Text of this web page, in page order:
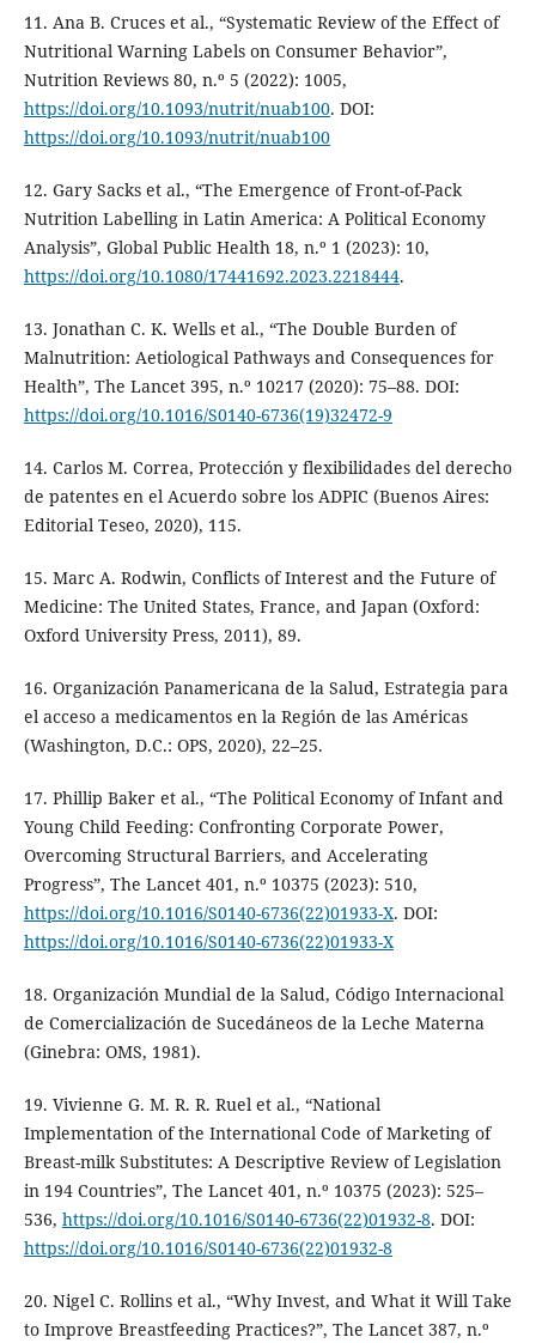
11. Ana B. Cruces et al., “Systematic Review of the Effect of
Nutritional Warning Labels on Consumer Behavior”,
Nutrition Reviews 80, n.º 5 (2022): 1005,
https://doi.org/10.1093/nutrit/nuab100. DOI:
https://doi.org/10.1093/nutrit/nuab100
12. Gary Sacks et al., “The Emergence of Front-of-Pack
Nutrition Labelling in Latin America: A Political Economy
Analysis”, Global Public Health 18, n.º 1 (2023): 10,
https://doi.org/10.1080/17441692.2023.2218444.
13. Jonathan C. K. Wells et al., “The Double Burden of
Malnutrition: Aetiological Pathways and Consequences for
Health”, The Lancet 395, n.º 10217 (2020): 75–88. DOI:
https://doi.org/10.1016/S0140-6736(19)32472-9
14. Carlos M. Correa, Protección y flexibilidades del derecho
de patentes en el Acuerdo sobre los ADPIC (Buenos Aires:
Editorial Teseo, 2020), 115.
15. Marc A. Rodwin, Conflicts of Interest and the Future of
Medicine: The United States, France, and Japan (Oxford:
Oxford University Press, 2011), 89.
16. Organización Panamericana de la Salud, Estrategia para
el acceso a medicamentos en la Región de las Américas
(Washington, D.C.: OPS, 2020), 22–25.
17. Phillip Baker et al., “The Political Economy of Infant and
Young Child Feeding: Confronting Corporate Power,
Overcoming Structural Barriers, and Accelerating
Progress”, The Lancet 401, n.º 10375 (2023): 510,
https://doi.org/10.1016/S0140-6736(22)01933-X. DOI:
https://doi.org/10.1016/S0140-6736(22)01933-X
18. Organización Mundial de la Salud, Código Internacional
de Comercialización de Sucedáneos de la Leche Materna
(Ginebra: OMS, 1981).
19. Vivienne G. M. R. R. Ruel et al., “National
Implementation of the International Code of Marketing of
Breast-milk Substitutes: A Descriptive Review of Legislation
in 194 Countries”, The Lancet 401, n.º 10375 (2023): 525–
536, https://doi.org/10.1016/S0140-6736(22)01932-8. DOI:
https://doi.org/10.1016/S0140-6736(22)01932-8
20. Nigel C. Rollins et al., “Why Invest, and What it Will Take
to Improve Breastfeeding Practices?”, The Lancet 387, n.º